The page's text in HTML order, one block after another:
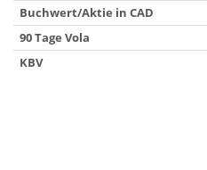
Buchwert/Aktie in CAD
90 Tage Vola
KBV